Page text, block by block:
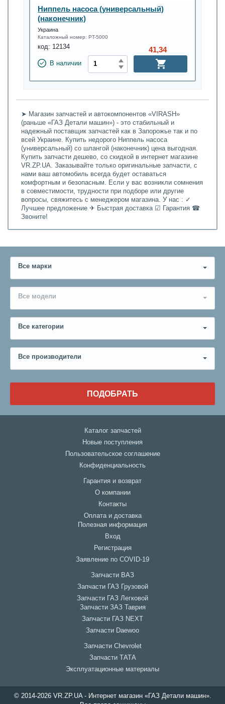
Ниппель насоса (универсальный)
(наконечник)
Украина
Каталожный номер: PT-5000
код: 12134
В наличии
41,34
➤ Магазин запчастей и автокомпонентов «VIRASH»
(раньше «ГАЗ Детали машин») - это стабильный и
надежный поставщик запчастей как в Запорожье так и по
всей Украине. Купить недорого Ниппель насоса
(универсальный) со шлангой (наконечник) цена выгодная.
Купить запчасти дешево, со скидкой в интернет магазине
VR.ZP.UA. Заказывайте только оригинальные запчасти, с
нами ваш автомобиль всегда будет оставаться
комфортным и безопасным. Если у вас возникли сомнения
в совместимости, трудности при подборе или другие
вопросы, свяжитесь с менеджером магазина. У нас : ✓
Лучшее предложение ✈ Быстрая доставка ☑ Гарантия ☎
Звоните!
Все марки
Все модели
Все категории
Все производители
ПОДОБРАТЬ
Каталог запчастей
Новые поступления
Пользовательское соглашение
Конфиденциальность
Гарантия и возврат
О компании
Контакты
Оплата и доставка
Полезная информация
Вход
Регистрация
Заявление по COVID-19
Запчасти ВАЗ
Запчасти ГАЗ Грузовой
Запчасти ГАЗ Легковой
Запчасти ЗАЗ Таврия
Запчасти ГАЗ NEXT
Запчасти Daewoo
Запчасти Chevrolet
Запчасти ТАТА
Эксплуатационные материалы
© 2014-2026 VR.ZP.UA - Интернет магазин «ГАЗ Детали машин».